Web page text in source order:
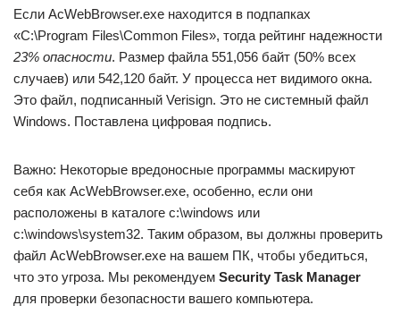
Если AcWebBrowser.exe находится в подпапках
«C:\Program Files\Common Files», тогда рейтинг надежности
23% опасности. Размер файла 551,056 байт (50% всех
случаев) или 542,120 байт. У процесса нет видимого окна.
Это файл, подписанный Verisign. Это не системный файл
Windows. Поставлена цифровая подпись.
Важно: Некоторые вредоносные программы маскируют
себя как AcWebBrowser.exe, особенно, если они
расположены в каталоге c:\windows или
c:\windows\system32. Таким образом, вы должны проверить
файл AcWebBrowser.exe на вашем ПК, чтобы убедиться,
что это угроза. Мы рекомендуем Security Task Manager
для проверки безопасности вашего компьютера.